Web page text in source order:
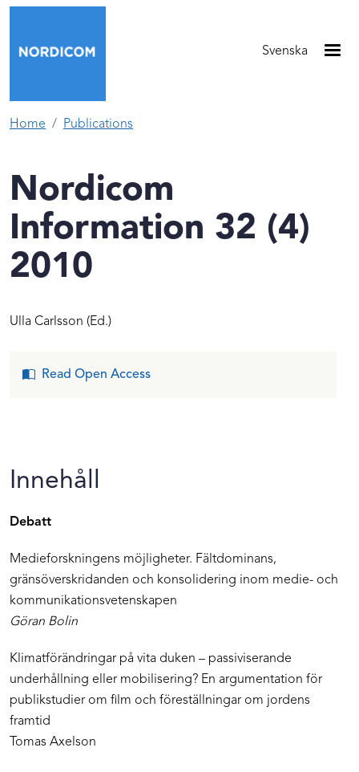
Skip to main content
Svenska
Home Publications
Nordicom
Information 32 (4)
2010
Ulla Carlsson (Ed.)
Read Open Access
Innehåll
Debatt
Medieforskningens möjligheter. Fältdominans,
gränsöverskridanden och konsolidering inom medie- och
kommunikationsvetenskapen
Göran Bolin
Klimatförändringar på vita duken – passiviserande
underhållning eller mobilisering? En argumentation för
publikstudier om film och föreställningar om jordens
framtid
Tomas Axelson